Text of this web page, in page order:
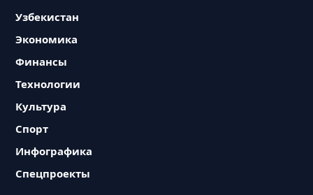
Узбекистан
Экономика
Финансы
Технологии
Культура
Спорт
Инфографика
Спецпроекты